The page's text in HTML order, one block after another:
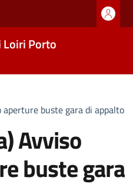
Loiri Porto
buste gara di appalto
Avviso
buste gara